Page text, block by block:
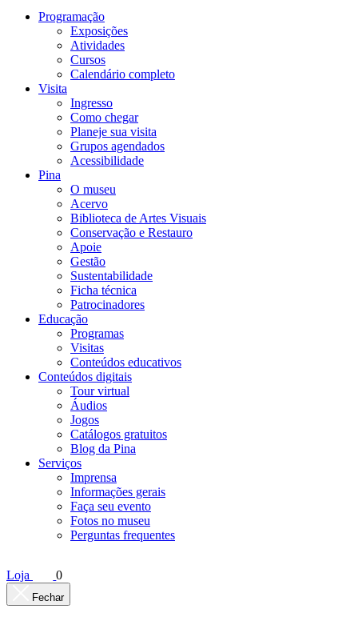
Programação
Exposições
Atividades
Cursos
Calendário completo
Visita
Ingresso
Como chegar
Planeje sua visita
Grupos agendados
Acessibilidade
Pina
O museu
Acervo
Biblioteca de Artes Visuais
Conservação e Restauro
Apoie
Gestão
Sustentabilidade
Ficha técnica
Patrocinadores
Educação
Programas
Visitas
Conteúdos educativos​
Conteúdos digitais
Tour virtual
Áudios
Jogos
Catálogos gratuitos
Blog da Pina
Serviços
Imprensa
Informações gerais
Faça seu evento
Fotos no museu
Perguntas frequentes
Loja 0
Fechar